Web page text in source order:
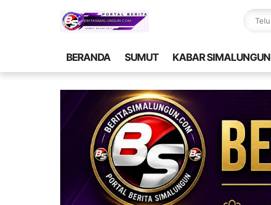
BERANDA SUMUT KABAR SIMALUNGUN